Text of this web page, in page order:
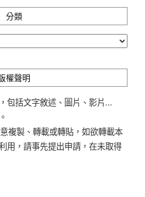
分類
權聲明
包括文字敘述、圖片、影片...
複製、轉載或轉貼，如欲轉載本
用，請事先提出申請，在未取得